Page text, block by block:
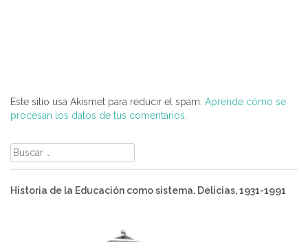
Este sitio usa Akismet para reducir el spam. Aprende cómo se
procesan los datos de tus comentarios.
Buscar:
Historia de la Educación como sistema. Delicias, 1931-1991